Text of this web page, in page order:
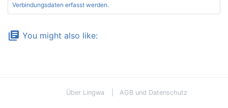
Verbindungsdaten erfasst werden.
library_books You might also like:
Über Lingwa AGB und Datenschutz